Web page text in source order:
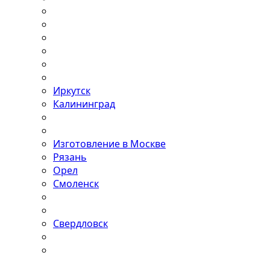
Иркутск
Калининград
Изготовление в Москве
Рязань
Орел
Смоленск
Свердловск